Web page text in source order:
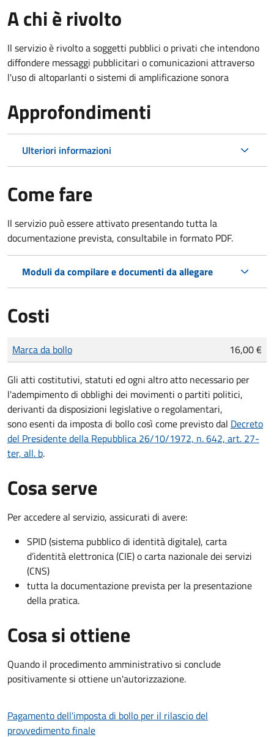
A chi è rivolto
Il servizio è rivolto a soggetti pubblici o privati che intendono
diffondere messaggi pubblicitari o comunicazioni attraverso
l'uso di altoparlanti o sistemi di amplificazione sonora
Approfondimenti
Ulteriori informazioni
Come fare
Il servizio può essere attivato presentando tutta la
documentazione prevista, consultabile in formato PDF.
Moduli da compilare e documenti da allegare
Costi
Tipo di pagamento
Importo
Marca da bollo 16,00 €
Gli atti costitutivi, statuti ed ogni altro atto necessario per
l'adempimento di obblighi dei movimenti o partiti politici,
derivanti da disposizioni legislative o regolamentari,
sonoesenti da imposta di bollocosì come previsto dal Decreto
del Presidente della Repubblica 26/10/1972, n. 642, art. 27-
ter, all. b.
Cosa serve
Per accedere al servizio, assicurati di avere:
SPID (sistema pubblico di identità digitale), carta
d’identità elettronica (CIE) o carta nazionale dei servizi
(CNS)
tutta la documentazione prevista per la presentazione
della pratica.
Cosa si ottiene
Quando il procedimento amministrativo si conclude
positivamente si ottiene un'autorizzazione.
Pagamento dell'imposta di bollo per il rilascio del
provvedimento finale